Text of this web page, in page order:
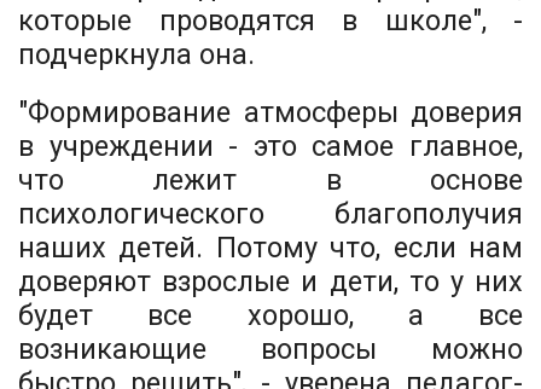
которые проводятся в школе", -
подчеркнула она.
"Формирование атмосферы доверия
в учреждении - это самое главное,
что лежит в основе
психологического благополучия
наших детей. Потому что, если нам
доверяют взрослые и дети, то у них
будет все хорошо, а все
возникающие вопросы можно